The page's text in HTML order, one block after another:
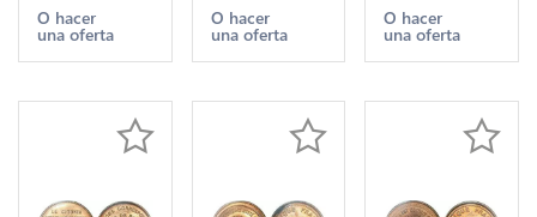
Paris
Céleste
MS65 GEM
O hacer
una oferta
Paris
Vauban
MS64 GEM
O hacer
una oferta
Paris Flor-
860 1870
GEM
O hacer
una oferta